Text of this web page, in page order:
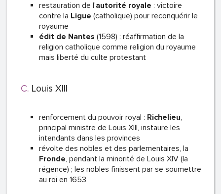
restauration de l’autorité royale : victoire
contre la Ligue (catholique) pour reconquérir le
royaume
édit de Nantes (1598) : réaffirmation de la
religion catholique comme religion du royaume
mais liberté du culte protestant
Louis XIII
renforcement du pouvoir royal : Richelieu,
principal ministre de Louis XIII, instaure les
intendants dans les provinces
révolte des nobles et des parlementaires, la
Fronde, pendant la minorité de Louis XIV (la
régence) ; les nobles finissent par se soumettre
au roi en 1653